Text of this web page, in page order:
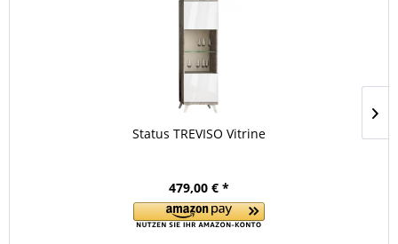
Status TREVISO Vitrine
479,00 € *